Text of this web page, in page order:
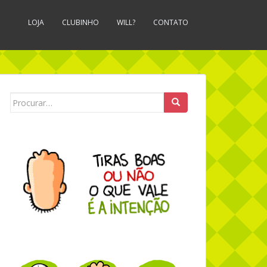
LOJA CLUBINHO WILL? CONTATO
Search for: